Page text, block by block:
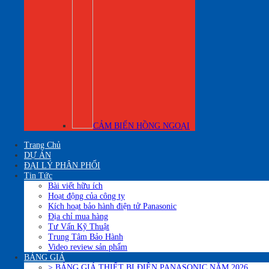
CẢM BIẾN HỒNG NGOẠI
Trang Chủ
DỰ ÁN
ĐẠI LÝ PHÂN PHỐI
Tin Tức
Bài viết hữu ích
Hoạt động của công ty
Kích hoạt bảo hành điện tử Panasonic
Địa chỉ mua hàng
Tư Vấn Kỹ Thuật
Trung Tâm Bảo Hành
Video review sản phẩm
BẢNG GIÁ